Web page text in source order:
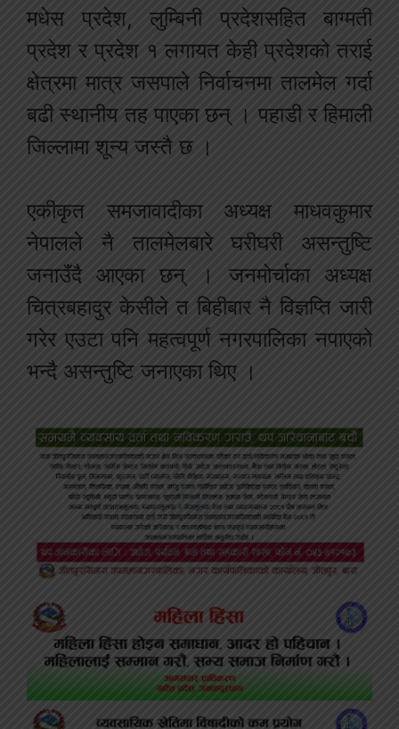
मधेस प्रदेश, लुम्बिनी प्रदेशसहित बाग्मती
प्रदेश र प्रदेश १ लगायत केही प्रदेशको तराई
क्षेत्रमा मात्र जसपाले निर्वाचनमा तालमेल गर्दा
बढी स्थानीय तह पाएका छन् । पहाडी र हिमाली
जिल्लामा शून्य जस्तै छ ।
एकीकृत समजावादीका अध्यक्ष माधवकुमार
नेपालले नै तालमेलबारे घरीघरी असन्तुष्टि
जनाउँदै आएका छन् । जनमोर्चाका अध्यक्ष
चित्रबहादुर केसीले त बिहीबार नै विज्ञप्ति जारी
गरेर एउटा पनि महत्वपूर्ण नगरपालिका नपाएको
भन्दै असन्तुष्टि जनाएका थिए ।